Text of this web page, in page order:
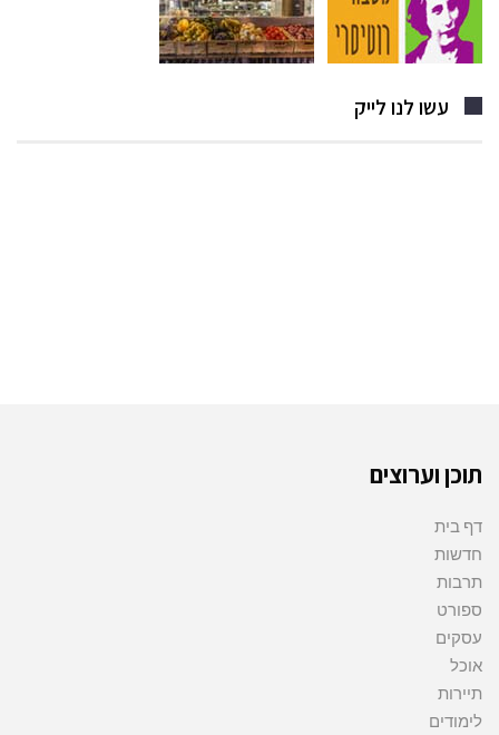
עשו לנו לייק
תוכן וערוצים
דף בית
חדשות
תרבות
ספורט
עסקים
אוכל
תיירות
לימודים